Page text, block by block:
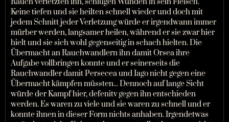
Keine tiefen und sie heilten schnell wieder und doch mit
jedem Schnitt jeder Verletzung würde er irgendwann immer
mürber werden, langsamer heilen, während er sie zwar hier
hielt und sie sich wohl gegenseitig in schach hielten. Die
Übermacht an Rauchwandlern ihn damit Orsea ihre
Aufgabe vollbringen konnte und er seinerseits die
Rauchwandler damit Persecea und Iago nicht gegen eine
Übermacht kämpfen müssten... Dennoch auf lange Sicht
würde der Kampf hier, defenitv gegen ihn entschieden
werden. Es waren zu viele und sie waren zu schnell und er
konnte ihnen in dieser Form nichts anhaben. Irgendetwas